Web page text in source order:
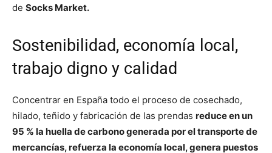
de Socks Market.
Sostenibilidad, economía local,
trabajo digno y calidad
Concentrar en España todo el proceso de cosechado,
hilado, teñido y fabricación de las prendas reduce en un
95 % la huella de carbono generada por el transporte de
mercancías, refuerza la economía local, genera puestos